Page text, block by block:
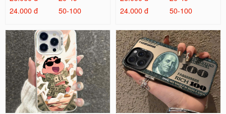
24.000 đ
50-100
24.000 đ
50-100